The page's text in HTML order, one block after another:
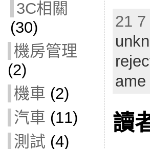
3C相關
(30)
機房管理
(2)
機車 (2)
汽車 (11)
測試 (4)
21
ame
讀